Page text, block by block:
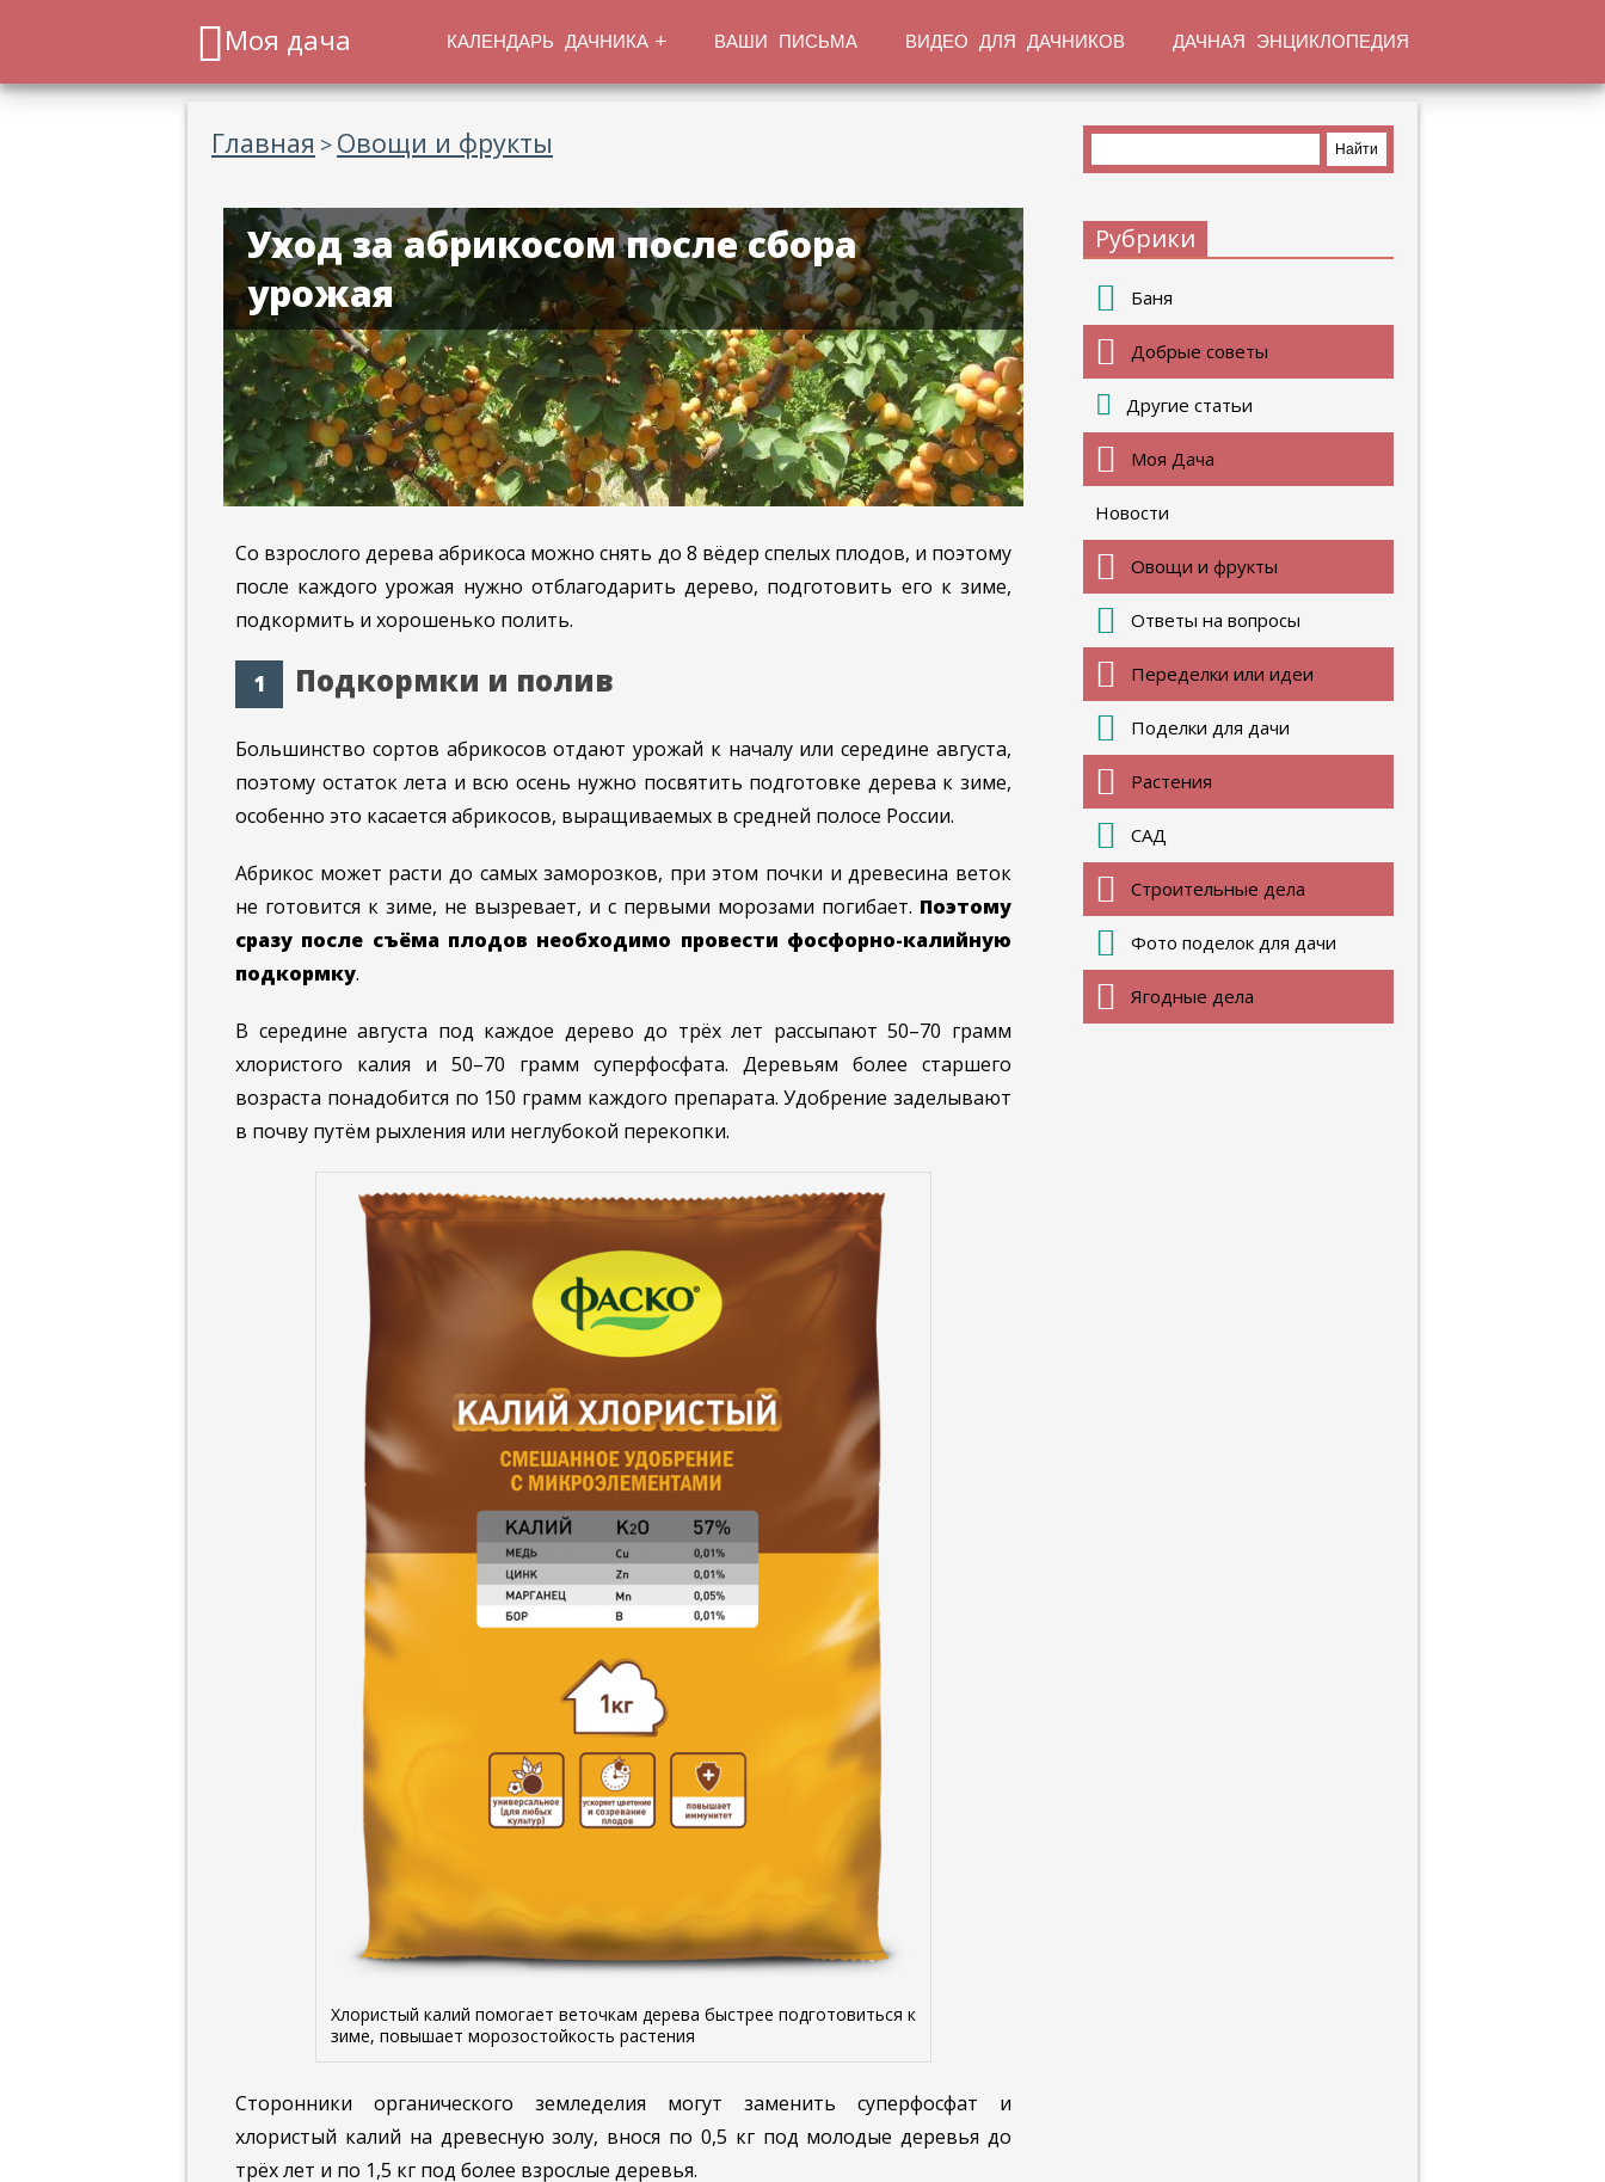
Моя дача КАЛЕНДАРЬ ДАЧНИКА ВАШИ ПИСЬМА ВИДЕО ДЛЯ ДАЧНИКОВ ДАЧНАЯ ЭНЦИКЛОПЕДИЯ
Главная > Овощи и фрукты
Уход за абрикосом после сбора
урожая
Со взрослого дерева абрикоса можно снять до 8 вёдер спелых плодов, и поэтому
после каждого урожая нужно отблагодарить дерево, подготовить его к зиме,
подкормить и хорошенько полить.
Подкормки и полив
Большинство сортов абрикосов отдают урожай к началу или середине августа,
поэтому остаток лета и всю осень нужно посвятить подготовке дерева к зиме,
особенно это касается абрикосов, выращиваемых в средней полосе России.
Абрикос может расти до самых заморозков, при этом почки и древесина веток
не готовится к зиме, не вызревает, и с первыми морозами погибает. Поэтому
сразу после съёма плодов необходимо провести фосфорно-калийную
подкормку.
В середине августа под каждое дерево до трёх лет рассыпают 50–70 грамм
хлористого калия и 50–70 грамм суперфосфата. Деревьям более старшего
возраста понадобится по 150 грамм каждого препарата. Удобрение заделывают
в почву путём рыхления или неглубокой перекопки.
Хлористый калий помогает веточкам дерева быстрее подготовиться к
зиме, повышает морозостойкость растения
Сторонники органического земледелия могут заменить суперфосфат и
хлористый калий на древесную золу, внося по 0,5 кг под молодые деревья до
трёх лет и по 1,5 кг под более взрослые деревья.
Рубрики
Баня
Добрые советы
Другие статьи
Моя Дача
Новости
Овощи и фрукты
Ответы на вопросы
Переделки или идеи
Поделки для дачи
Растения
САД
Строительные дела
Фото поделок для дачи
Ягодные дела